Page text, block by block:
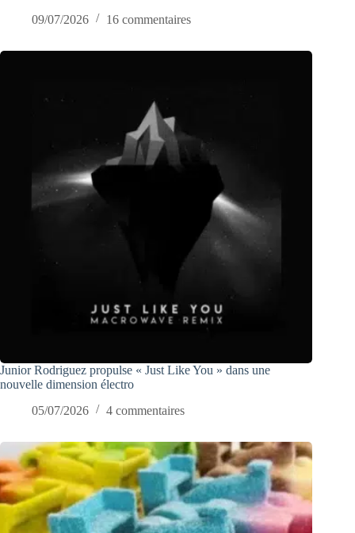
09/07/2026
16 commentaires
Junior Rodriguez propulse « Just Like You » dans une
nouvelle dimension électro
05/07/2026
4 commentaires